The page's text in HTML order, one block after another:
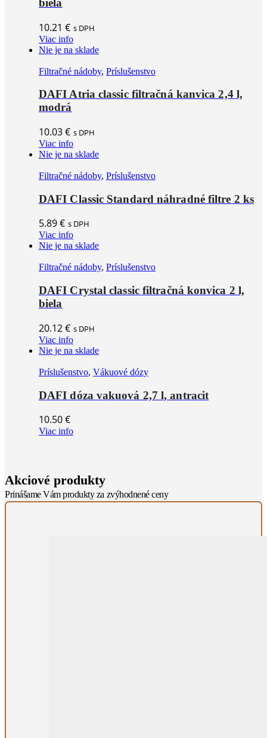
biela
10.21€ s DPH
Viac info
Nie je na sklade
Filtračné nádoby, Príslušenstvo
DAFI Atria classic filtračná kanvica 2,4 l,
modrá
10.03€ s DPH
Viac info
Nie je na sklade
Filtračné nádoby, Príslušenstvo
DAFI Classic Standard náhradné filtre 2 ks
5.89€ s DPH
Viac info
Nie je na sklade
Filtračné nádoby, Príslušenstvo
DAFI Crystal classic filtračná konvica 2 l,
biela
20.12€ s DPH
Viac info
Nie je na sklade
Príslušenstvo, Vákuové dózy
DAFI dóza vakuová 2,7 l, antracit
10.50€
Viac info
Akciové produkty
Prinášame Vám produkty za zvýhodnené ceny